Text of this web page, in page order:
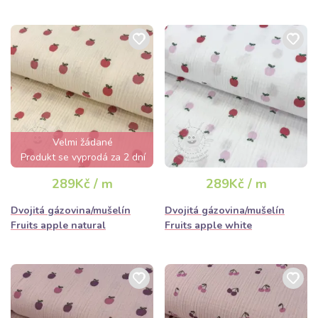
Velmi žádané
Produkt se vyprodá za 2 dní
289Kč / m
Dvojitá gázovina/mušelín
Fruits apple natural
289Kč / m
Dvojitá gázovina/mušelín
Fruits apple white